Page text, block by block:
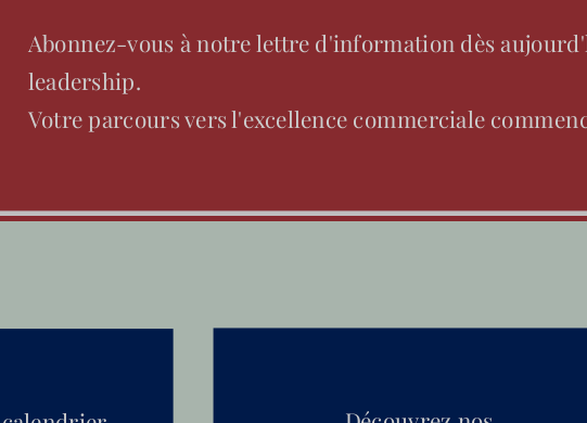
Abonnez-vous à notre lettre d'information dès
leadership.
Votre parcours vers l'excellence commerciale